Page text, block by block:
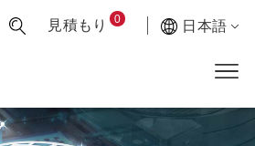
見積もり 0 日本語